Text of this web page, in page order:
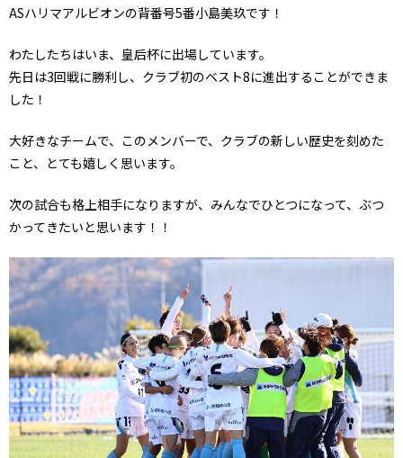
ASハリマアルビオンの背番号5番小島美玖です！
わたしたちはいま、皇后杯に出場しています。
先日は3回戦に勝利し、クラブ初のベスト8に進出することができま
した！
大好きなチームで、このメンバーで、クラブの新しい歴史を刻めた
こと、とても嬉しく思います。
次の試合も格上相手になりますが、みんなでひとつになって、ぶつ
かってきたいと思います！！